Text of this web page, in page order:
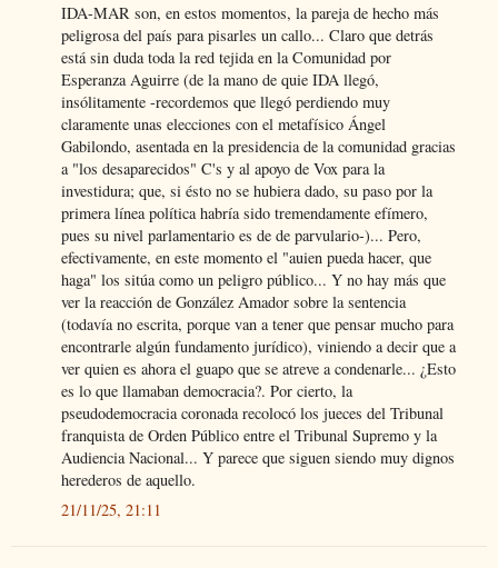
IDA-MAR son, en estos momentos, la pareja de hecho más
peligrosa del país para pisarles un callo... Claro que detrás
está sin duda toda la red tejida en la Comunidad por
Esperanza Aguirre (de la mano de quie IDA llegó,
insólitamente -recordemos que llegó perdiendo muy
claramente unas elecciones con el metafísico Ángel
Gabilondo, asentada en la presidencia de la comunidad gracias
a "los desaparecidos" C's y al apoyo de Vox para la
investidura; que, si ésto no se hubiera dado, su paso por la
primera línea política habría sido tremendamente efímero,
pues su nivel parlamentario es de de parvulario-)... Pero,
efectivamente, en este momento el "auien pueda hacer, que
haga" los sitúa como un peligro público... Y no hay más que
ver la reacción de González Amador sobre la sentencia
(todavía no escrita, porque van a tener que pensar mucho para
encontrarle algún fundamento jurídico), viniendo a decir que a
ver quien es ahora el guapo que se atreve a condenarle... ¿Esto
es lo que llamaban democracia?. Por cierto, la
pseudodemocracia coronada recolocó los jueces del Tribunal
franquista de Orden Público entre el Tribunal Supremo y la
Audiencia Nacional... Y parece que siguen siendo muy dignos
herederos de aquello.
21/11/25, 21:11